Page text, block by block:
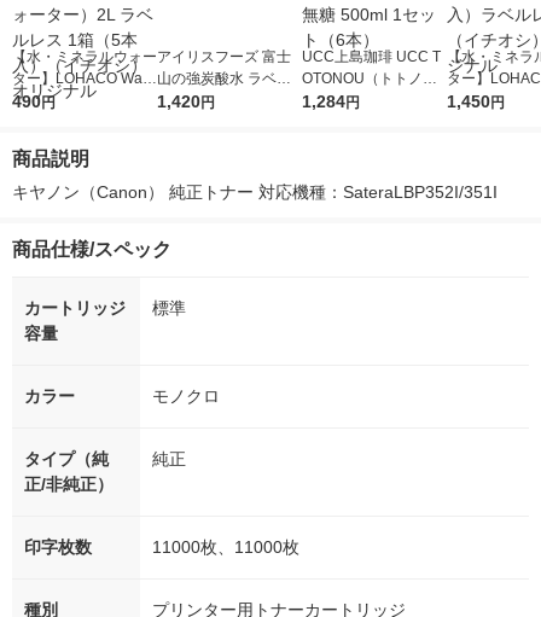
【水・ミネラルウォー
ター】LOHACO Wate
r（ロハコウォータ
シ） オリジナル
490円
アイリスフーズ 富士
山の強炭酸水 ラベル
レス 500ml 1箱（24
1,420円
UCC上島珈琲 UCC T
OTONOU（トトノ
ウ） by BLACK無糖 5
1,284円
【水・ミネラ
ター】
r 410ml 1箱（
1,450円
商品説明
キヤノン（Canon） 純正トナー 対応機種：SateraLBP352I/351I
商品仕様/スペック
カートリッジ
容量
標準
カラー モノクロ
タイプ（純
正/非純正）
純正
印字枚数 11000枚、11000枚
種別 プリンター用トナーカートリッジ